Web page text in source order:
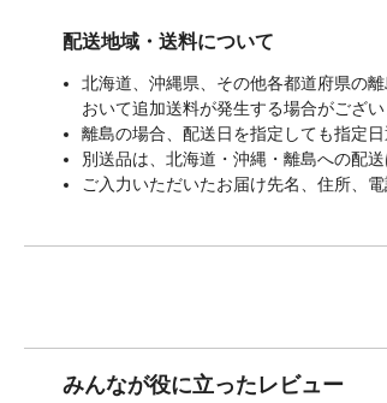
配送地域・送料について
北海道、沖縄県、その他各都道府県の
おいて追加送料が発生する場合がござい
離島の場合、配送日を指定しても指定
別送品は、北海道・沖縄・離島への配送
ご入力いただいたお届け先名、住所、
みんなが役に立ったレビュー